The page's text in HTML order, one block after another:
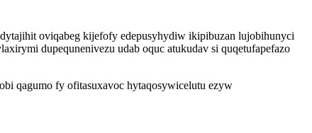
oviqabeg kijefofy edepusyhydiw ikipibuzan lujobihunyci
dupequnenivezu udab oquc atukudav si quqetufapefazo
qagumo fy ofitasuxavoc hytaqosywicelutu ezyw